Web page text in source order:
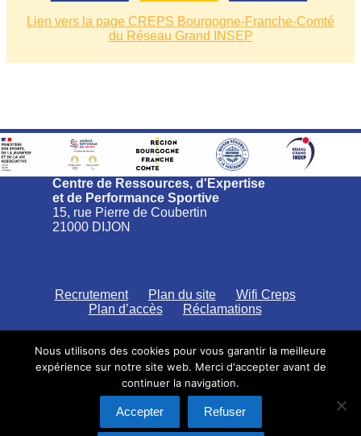
Lien vers la page CREPS Bourgogne-Franche-Comté
du Réseau Grand INSEP
Centre de Ressources, d'Expertise
et de Performance Sportive
15, rue Pierre de Coubertin
21000 DIJON
Recrutement Plan du site
Wifi Creps
Plan d’accès
Réclamations
CREPS Bourgogne Franche-Comté
Saisine par voie électronique
Mentions légales
Nous utilisons des cookies pour vous garantir la meilleure
expérience sur notre site web. Merci d'accepter avant de
continuer la navigation.
Accepter Refuser